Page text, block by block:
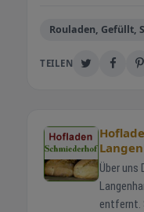
Rouladen, Gefüllt,
TEILEN
Über uns Der Schmiederhof liegt am Rand des
entfernt.